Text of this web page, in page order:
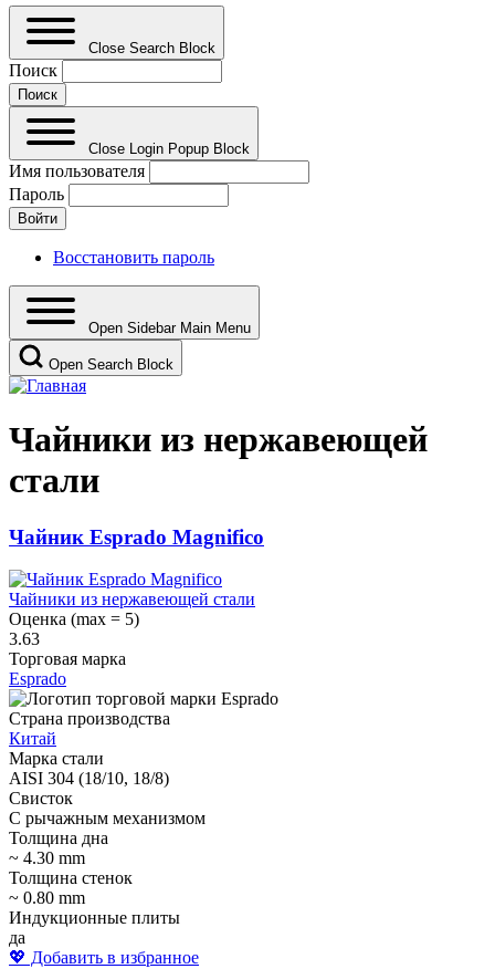
Close Search Block
Поиск
Close Login Popup Block
Имя пользователя
Пароль
Восстановить пароль
Open Sidebar Main Menu
Open Search Block
Чайники из нержавеющей
стали
Чайник Esprado Magnifico
Чайники из нержавеющей стали
Оценка (max = 5)
3.63
Торговая марка
Esprado
Страна производства
Китай
Марка стали
AISI 304 (18/10, 18/8)
Свисток
С рычажным механизмом
Толщина дна
~ 4.30 mm
Толщина стенок
~ 0.80 mm
Индукционные плиты
да
💖 Добавить в избранное